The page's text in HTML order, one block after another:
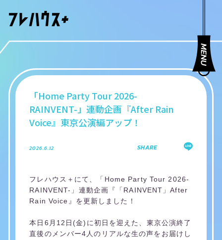
「Home Party Tour 2026-
RAINVENT-」連動企画『After Rain
Voice』東京公演編アップ！
2026.6.12 SHARE
フレハウス＋にて、「Home Party Tour 2026-
RAINVENT-」連動企画『「RAINVENT」After
Rain Voice』を更新しました！
本日6月12日(金)に初日を迎えた、東京公演終了
直後のメンバー4人のリアルな生の声をお届けし